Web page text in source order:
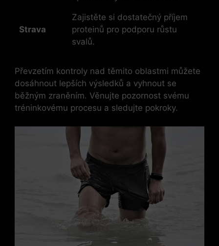
Strava
Zajistěte​ si dostatečný příjem
proteinů pro podporu ‌růstu
svalů.
Převzetím kontroly nad těmito oblastmi můžete
dosáhnout lepších​ výsledků a vyhnout ⁣se
⁣běžným zraněním. Věnujte pozornost svému
tréninkovému procesu a sledujte pokroky.